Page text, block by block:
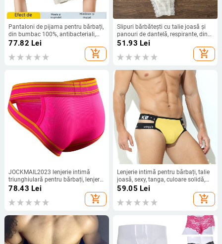
Pantaloni de pijama pentru bărbați,
din bumbac 100%, antibacteriali,
croială lejeră, plus size
77.82 Lei
add_shopping_cart
Slipuri bărbătești cu talie joasă și
panouri de dantelă, respirante, din
nailon
51.93 Lei
add_shopping_cart
JOCKMAIL2023 lenjerie intimă
triunghiulară pentru bărbați, lenjerie
intimă sport respirabilă, lenjerie
78.43 Lei
add_shopping_cart
Lenjerie intimă pentru bărbați, talie
joasă, sexy, tanga, culoare solidă,
scrisoare, la modă, hip, tentație
europene și americane, plus
59.05 Lei
add_shopping_cart